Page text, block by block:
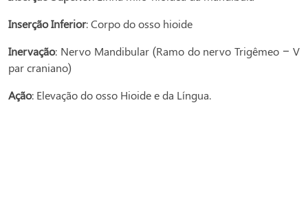
Inserção Inferior: Corpo do osso hioide
Inervação: Nervo Mandibular (Ramo do nervo Trigêmeo – V
par craniano)
Ação: Elevação do osso Hioide e da Língua.